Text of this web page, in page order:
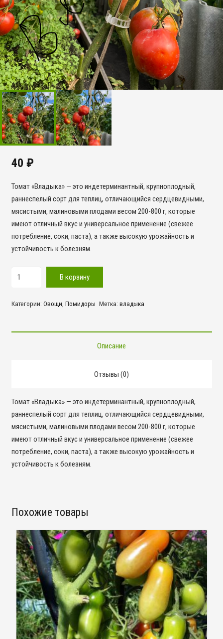
40 ₽
Томат «Владыка» — это индетерминантный, крупноплодный,
раннеспелый сорт для теплиц, отличающийся сердцевидными,
мясистыми, малиновыми плодами весом 200-800 г, которые
имеют отличный вкус и универсальное применение (свежее
потребление, соки, паста), а также высокую урожайность и
устойчивость к болезням.
В корзину
Категории: Овощи Помидоры Метка: владыка
Описание
Отзывы (0)
Томат «Владыка» — это индетерминантный, крупноплодный,
раннеспелый сорт для теплиц, отличающийся сердцевидными,
мясистыми, малиновыми плодами весом 200-800 г, которые
имеют отличный вкус и универсальное применение (свежее
потребление, соки, паста), а также высокую урожайность и
устойчивость к болезням.
Похожие товары